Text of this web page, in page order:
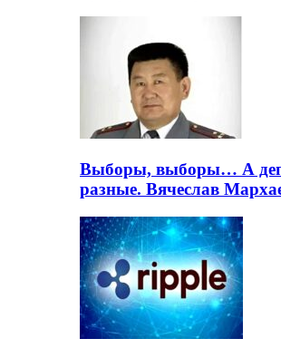
Выборы, выборы… А
разные. Вячеслав